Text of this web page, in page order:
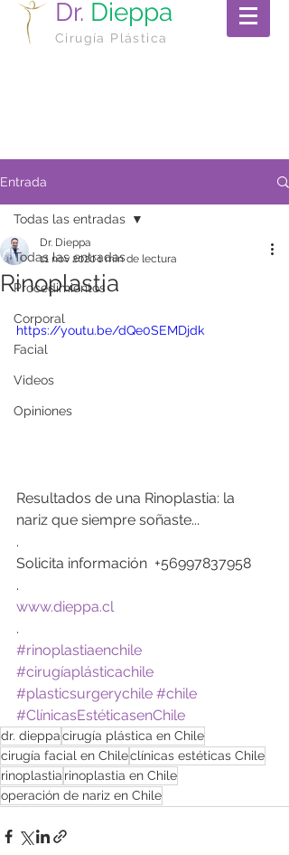
Dr. Dieppa
Cirugía Plástica
Entrada
Todas las entradas
Procedimientos
Corporal
Facial
Videos
Opiniones
Todas las entradas
Rinoplastia
Dr. Dieppa
11 nov 20201 min de lectura
https://youtu.be/dQe0SEMDjdk
Resultados de una Rinoplastia: la
nariz que siempre soñaste...
.
Solicita información  +56997837958
.
www.dieppa.cl
.
#rinoplastiaenchile
#cirugíaplásticachile
#plasticsurgerychile #chile
#ClínicasEstéticasenChile
dr. dieppacirugía plástica en Chile
cirugía facial en Chileclínicas estéticas Chile
rinoplastia rinoplastia en Chile
operación de nariz en Chile